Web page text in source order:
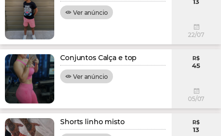
Ver anúncio
22/07
Conjuntos Calça e top
Ver anúncio
R$
45
05/07
Shorts linho misto R$
13